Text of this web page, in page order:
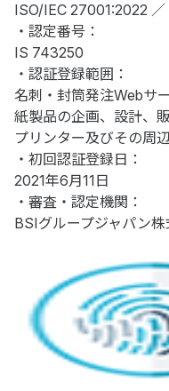
ISO/IEC 27001:2022
・認定番号：
IS 743250
・認証登録範囲：
名刺・封筒発注Webサ
紙製品の企画、設計、
プリンター及びその周
・初回認証登録日：
2021年6月11日
・審査・認定機関：
BSIグループジャパン株